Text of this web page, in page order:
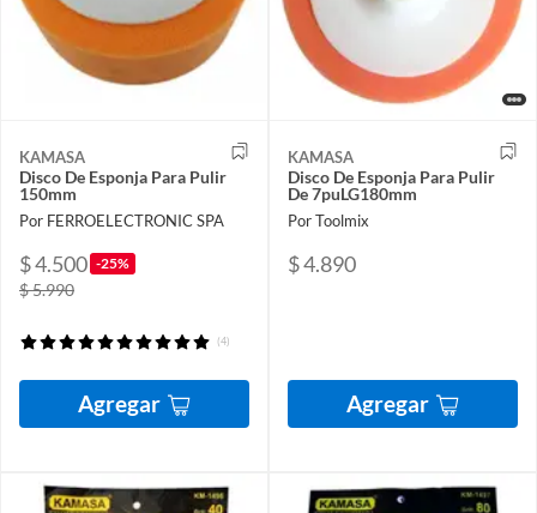
KAMASA
Disco De Esponja Para Pulir
150mm
Por FERROELECTRONIC SPA
$ 4.500 -25%
$ 5.990
(4)
Agregar
KAMASA
Disco De Esponja Para Pulir
De 7puLG180mm
Por Toolmix
$ 4.890
Agregar